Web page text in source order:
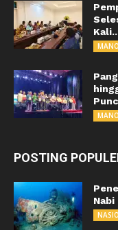
POSTING